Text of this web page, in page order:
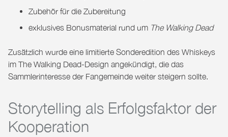
Zubehör für die Zubereitung
exklusives Bonusmaterial rund um The Walking Dead
Zusätzlich wurde eine limitierte Sonderedition des Whiskeys
im The Walking Dead-Design angekündigt, die das
Sammlerinteresse der Fangemeinde weiter steigern sollte.
Storytelling als Erfolgsfaktor der
Kooperation